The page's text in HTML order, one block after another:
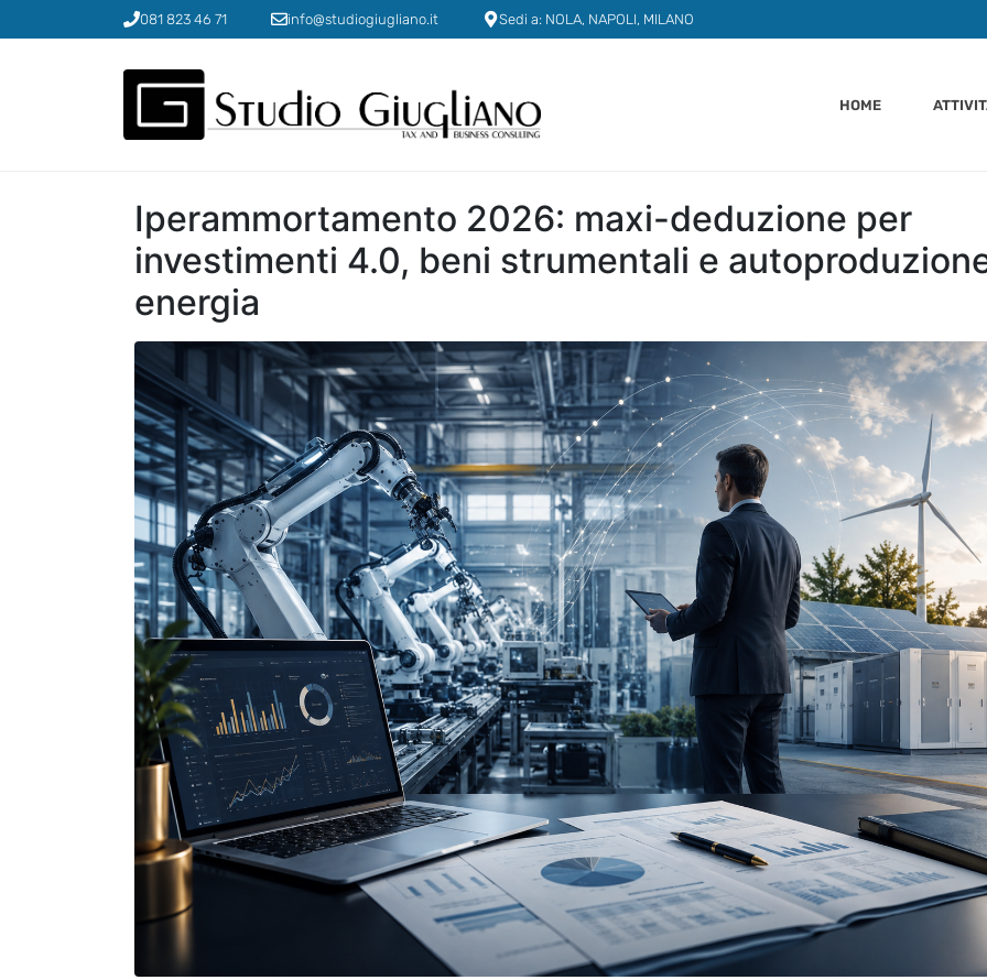
081 823 46 71 info@studiogiugliano.it Sedi a: NOLA, NAPOLI, MILANO
HOME
Iperammortamento 2026: maxi-deduzione per
investimenti 4.0, beni strumentali e
energia